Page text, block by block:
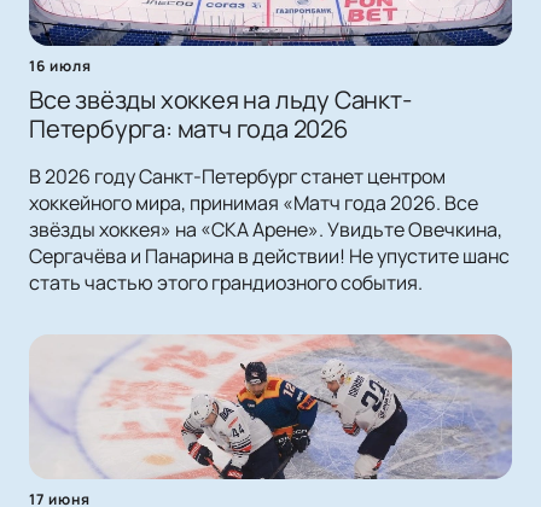
16 июля
Все звёзды хоккея на льду Санкт-
Петербурга: матч года 2026
В 2026 году Санкт-Петербург станет центром
хоккейного мира, принимая «Матч года 2026. Все
звёзды хоккея» на «СКА Арене». Увидьте Овечкина,
Сергачёва и Панарина в действии! Не упустите шанс
стать частью этого грандиозного события.
17 июня